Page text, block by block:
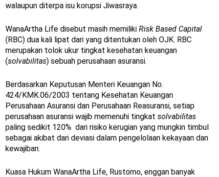
walaupun diterpa isu korupsi Jiwasraya.
WanaArtha Life disebut masih memiliki Risk Based Capital
(RBC) dua kali lipat dari yang ditentukan oleh OJK. RBC
merupakan tolok ukur tingkat kesehatan keuangan
(solvabilitas) sebuah perusahaan asuransi.
Berdasarkan Keputusan Menteri Keuangan No.
424/KMK.06/2003 tentang Kesehatan Keuangan
Perusahaan Asuransi dan Perusahaan Reasuransi, setiap
perusahaan asuransi wajib memenuhi tingkat solvabilitas
paling sedikit 120% dari risiko kerugian yang mungkin timbul
sebagai akibat dari deviasi dalam pengelolaan kekayaan dan
kewajiban.
Kuasa Hukum WanaArtha Life, Rustomo, enggan banyak